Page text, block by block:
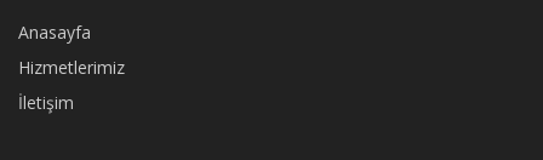
Anasayfa
Hizmetlerimiz
İletişim